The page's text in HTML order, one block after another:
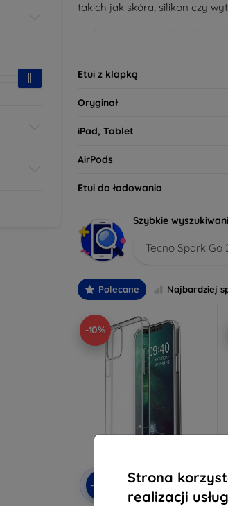
Strona
realizacji
takich jak skóra, silikon czy
tego, czy preferujesz
oczekiwania. Przeglądaj
Etui z klapką
Oryginał
iPad, Tablet
AirPods
Etui do ładowania
Szybkie
Tecno Spark Go
Polecane Najbardziej
-10%
-10%
Zniżka z
kuponem
EXTRA10